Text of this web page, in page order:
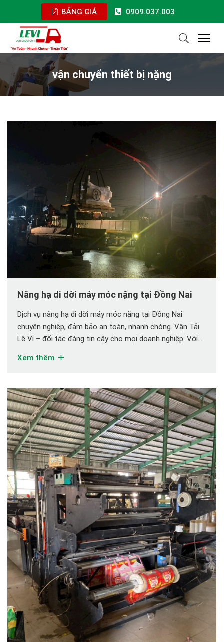
BẢNG GIÁ 0909.037.003
vận chuyển thiết bị nặng
Nâng hạ di dời máy móc nặng tại Đồng Nai
Dịch vụ nâng hạ di dời máy móc nặng tại Đồng Nai
chuyên nghiệp, đảm bảo an toàn, nhanh chóng. Vận Tải
Lê Vi – đối tác đáng tin cậy cho mọi doanh nghiệp. Với
móc công nghiệp không thể thực hiện một cách […]
Xem thêm